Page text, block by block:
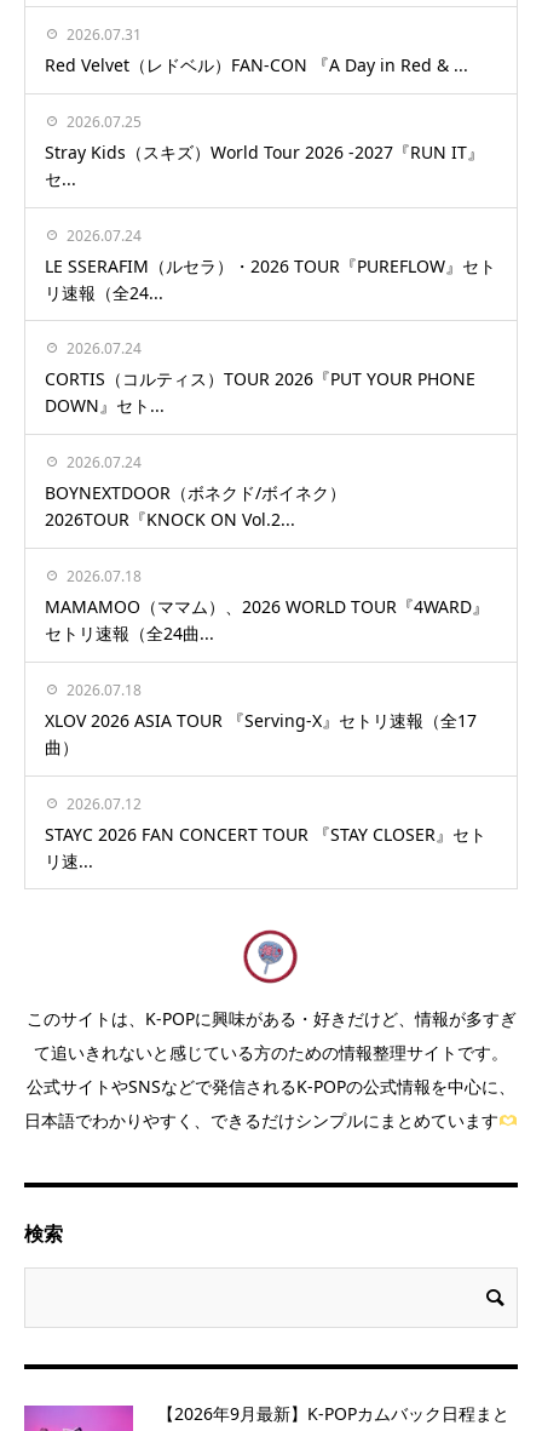
2026.07.31
Red Velvet（レドベル）FAN-CON 『A Day in Red & ...
2026.07.25
Stray Kids（スキズ）World Tour 2026 -2027『RUN IT』
セ...
2026.07.24
LE SSERAFIM（ルセラ）・2026 TOUR『PUREFLOW』セト
リ速報（全24...
2026.07.24
CORTIS（コルティス）TOUR 2026『PUT YOUR PHONE
DOWN』セト...
2026.07.24
BOYNEXTDOOR（ボネクド/ボイネク）
2026TOUR『KNOCK ON Vol.2...
2026.07.18
MAMAMOO（ママム）、2026 WORLD TOUR『4WARD』
セトリ速報（全24曲...
2026.07.18
XLOV 2026 ASIA TOUR 『Serving-X』セトリ速報（全17
曲）
2026.07.12
STAYC 2026 FAN CONCERT TOUR 『STAY CLOSER』セト
リ速...
このサイトは、K-POPに興味がある・好きだけど、情報が多すぎ
て追いきれないと感じている方のための情報整理サイトです。
公式サイトやSNSなどで発信されるK-POPの公式情報を中心に、
日本語でわかりやすく、できるだけシンプルにまとめています
検索
【2026年9月最新】K-POPカムバック日程まと